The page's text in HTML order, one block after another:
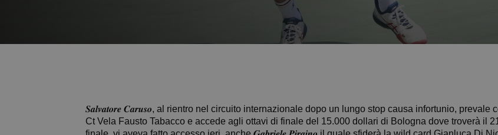
𝑺𝒂𝒍𝒗𝒂𝒕𝒐𝒓𝒆 𝑪𝒂𝒓𝒖𝒔𝒐, al rientro nel circuito internazionale dopo un lungo stop causa infortunio,
Ct Vela Fausto Tabacco e accede agli ottavi di finale del 15.000 dollari di Bologna dove troverà il